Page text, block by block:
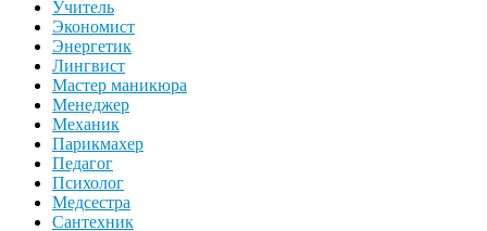
Учитель
Экономист
Энергетик
Лингвист
Мастер маникюра
Менеджер
Механик
Парикмахер
Педагог
Психолог
Медсестра
Сантехник